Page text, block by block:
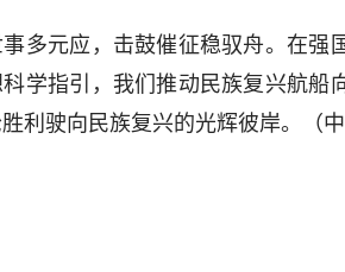
元应，击鼓催征稳驭舟。在强
学指引，我们推动民族复兴航
利驶向民族复兴的光辉彼岸。（